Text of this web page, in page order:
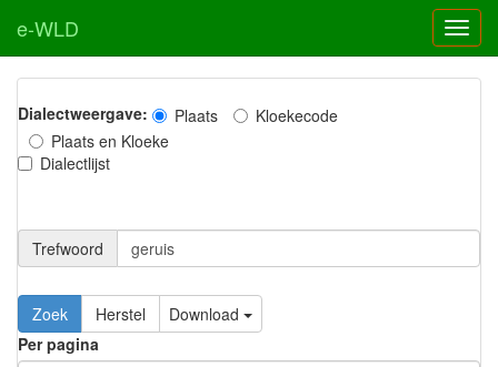
e-WLD
Dialectweergave: Plaats
Kloekecode
Plaats en Kloeke
Dialectlijst
Trefwoord
Download
Per pagina